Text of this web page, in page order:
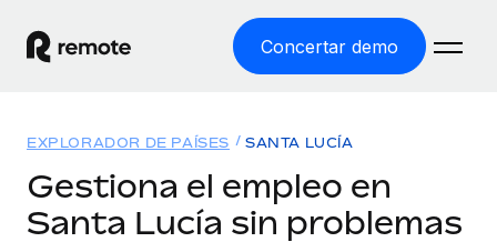
Concertar demo
EMPLEO GLOBAL
Soluciones
EXPLORADOR DE PAÍSES SANTA LUCÍA
Gestiona el empleo en
Santa Lucía sin problemas